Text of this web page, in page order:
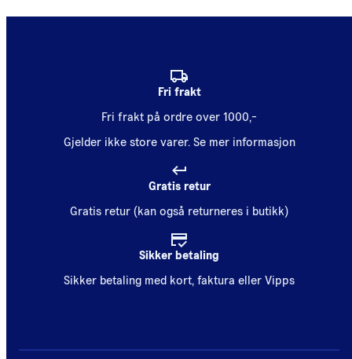
Fri frakt
Fri frakt på ordre over 1000,-
Gjelder ikke store varer. Se mer informasjon
Gratis retur
Gratis retur (kan også returneres i butikk)
Sikker betaling
Sikker betaling med kort, faktura eller Vipps